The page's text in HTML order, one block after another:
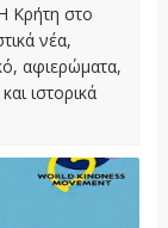
Κρήτη στο
νέα,
αφιερώματα,
ιστορικά